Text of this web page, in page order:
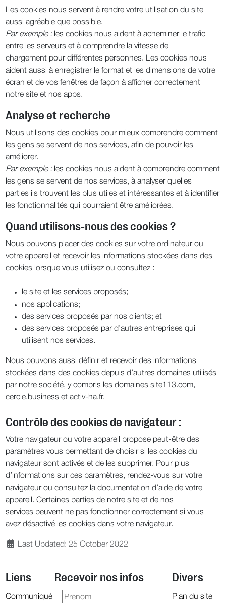
Les cookies nous servent à rendre votre utilisation du site
aussi agréable que possible.
Par exemple :les cookies nous aident à acheminer le trafic
entre les serveurs et à comprendre la vitesse de
chargement pour différentes personnes. Les cookies nous
aident aussi à enregistrer le format et les dimensions de votre
écran et de vos fenêtres de façon à afficher correctement
notre site et nos apps.
Analyse et recherche
Nous utilisons des cookies pour mieux comprendre comment
les gens se servent de nos services, afin de pouvoir les
améliorer.
Par exemple :les cookies nous aident à comprendre comment
les gens se servent de nos services, à analyser quelles
parties ils trouvent les plus utiles et intéressantes et à identifier
les fonctionnalités qui pourraient être améliorées.
Quand utilisons-nous des cookies ?
Nous pouvons placer des cookies sur votre ordinateur ou
votre appareil et recevoir les informations stockées dans des
cookies lorsque vous utilisez ou consultez :
le site et les services proposés;
nos applications;
des services proposés par nos clients; et
des services proposés par d’autres entreprises qui
utilisent nos services.
Nous pouvons aussi définir et recevoir des informations
stockées dans des cookies depuis d’autres domaines utilisés
par notre société, y compris les domaines site113.com,
cercle.business et activ-ha.fr.
Contrôle des cookies de navigateur :
Votre navigateur ou votre appareil propose peut-être des
paramètres vous permettant de choisir si les cookies du
navigateur sont activés et de les supprimer. Pour plus
d’informations sur ces paramètres, rendez-vous sur votre
navigateur ou consultez la documentation d’aide de votre
appareil. Certaines parties de notre site et de nos
services peuvent ne pas fonctionner correctement si vous
avez désactivé les cookies dans votre navigateur.
Last Updated: 25 October 2022
Liens
Communiqué
Recevoir nos infos Divers
Plan du site